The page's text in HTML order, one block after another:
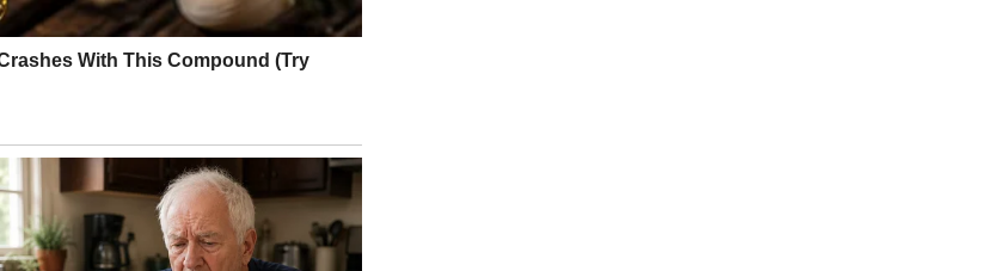
ste često morali da se borite sami. Ova
vam se stalno postavljaju prepreke. Do
strah od neuspeha. Dolazi osećaj